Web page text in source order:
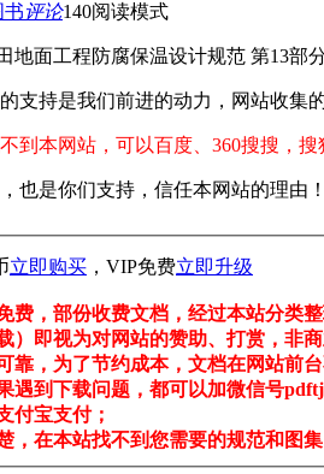
书评论140阅读模式
田地面工程防腐保温设计规范 第13
支持是我们前进的动力，网站收集
到本网站，可以百度、360搜搜，
也是你们支持，信任本网站的理由
立即购买 ，VIP免费立即升级
费，部份收费文档，经过本站分类
）即视为对网站的赞助、打赏，非
靠，为了节约成本，文档在网站前
遇到下载问题，都可以加微信号
付宝支付；
，在本站找不到您需要的规范和图